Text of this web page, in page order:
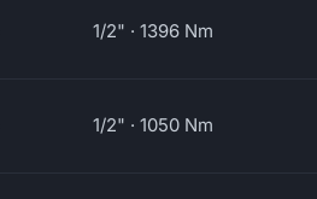
1/2" · 1396 Nm
1/2" · 1050 Nm